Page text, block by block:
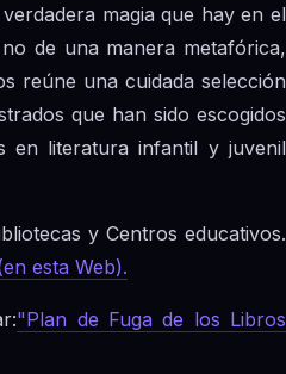
magia que hay en el
de una manera metafórica,
reúne una cuidada selección
que han sido escogidos
en literatura infantil y juvenil
y Centros educativos.
esta Web).
"Plan de Fuga de los Libros